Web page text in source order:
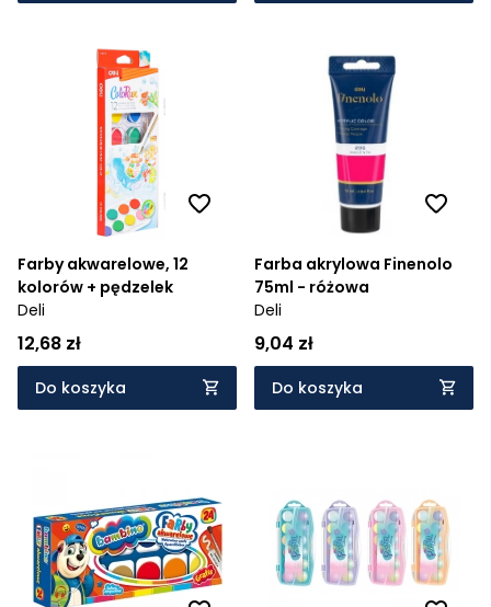
Farby akwarelowe, 12
kolorów + pędzelek
Deli
12,68 zł
Do koszyka
Farba akrylowa Finenolo
75ml - różowa
Deli
9,04 zł
Do koszyka